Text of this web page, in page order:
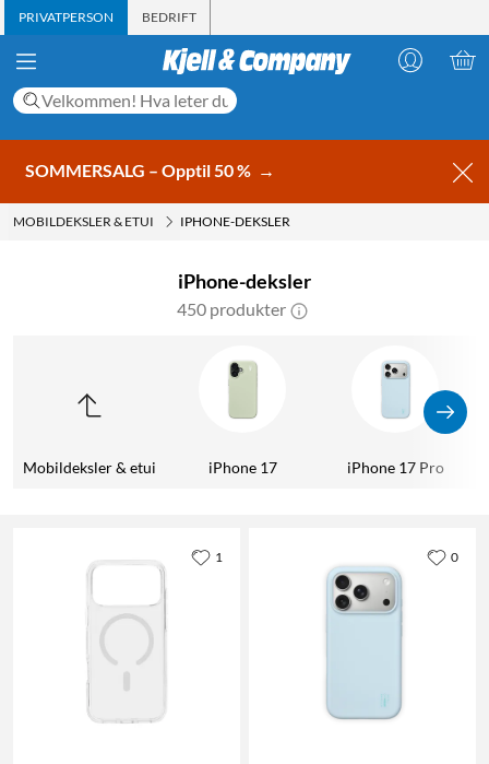
PRIVATPERSON BEDRIFT
SOMMERSALG – Opptil 50 % →
MOBILDEKSLER & ETUI IPHONE-DEKSLER
iPhone-deksler
450 produkter
Mobildeksler & etui iPhone 17 iPhone 17 Pro
1 0